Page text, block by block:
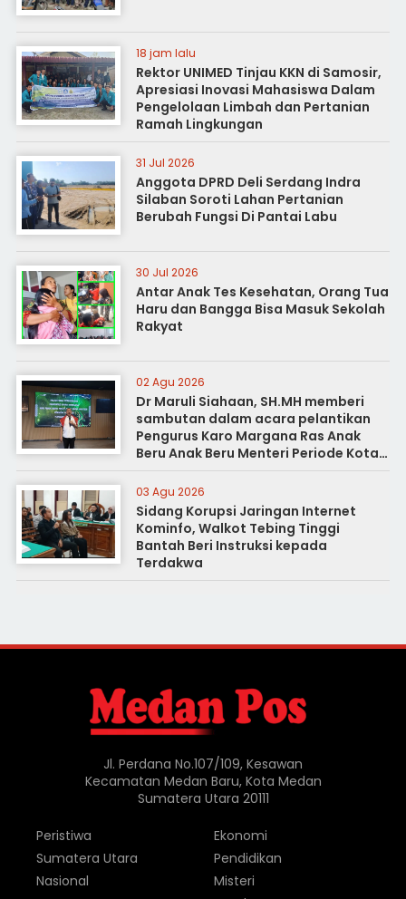
18 jam lalu
Rektor UNIMED Tinjau KKN di Samosir,
Apresiasi Inovasi Mahasiswa Dalam
Pengelolaan Limbah dan Pertanian
Ramah Lingkungan
31 Jul 2026
Anggota DPRD Deli Serdang Indra
Silaban Soroti Lahan Pertanian
Berubah Fungsi Di Pantai Labu
30 Jul 2026
Antar Anak Tes Kesehatan, Orang Tua
Haru dan Bangga Bisa Masuk Sekolah
Rakyat
02 Agu 2026
Dr Maruli Siahaan, SH.MH memberi
sambutan dalam acara pelantikan
Pengurus Karo Margana Ras Anak
Beru Anak Beru Menteri Periode Kota
Medan
03 Agu 2026
Sidang Korupsi Jaringan Internet
Kominfo, Walkot Tebing Tinggi
Bantah Beri Instruksi kepada
Terdakwa
Jl. Perdana No.107/109, Kesawan
Kecamatan Medan Baru, Kota Medan
Sumatera Utara 20111
Peristiwa
Sumatera Utara
Nasional
Ekonomi
Pendidikan
Misteri